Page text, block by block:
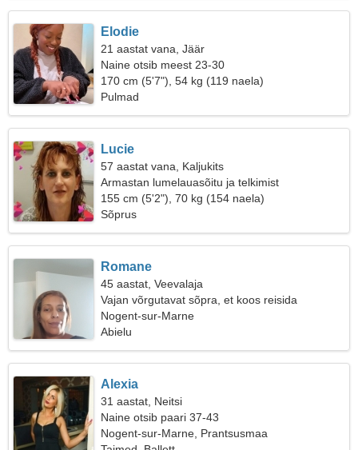
Elodie
21 aastat vana, Jäär
Naine otsib meest 23-30
170 cm (5'7"), 54 kg (119 naela)
Pulmad
Lucie
57 aastat vana, Kaljukits
Armastan lumelauasõitu ja telkimist
155 cm (5'2"), 70 kg (154 naela)
Sõprus
Romane
45 aastat, Veevalaja
Vajan võrgutavat sõpra, et koos reisida
Nogent-sur-Marne
Abielu
Alexia
31 aastat, Neitsi
Naine otsib paari 37-43
Nogent-sur-Marne, Prantsusmaa